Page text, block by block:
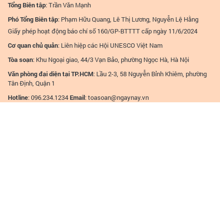
Tổng Biên tập: Trần Văn Mạnh
Phó Tổng Biên tập: Phạm Hữu Quang, Lê Thị Lương, Nguyễn Lệ Hằng
Giấy phép hoạt động báo chí số 160/GP-BTTTT cấp ngày 11/6/2024
Cơ quan chủ quản: Liên hiệp các Hội UNESCO Việt Nam
Tòa soạn: Khu Ngoại giao, 44/3 Vạn Bảo, phường Ngọc Hà, Hà Nội
Văn phòng đại diện tại TP.HCM: Lầu 2-3, 58 Nguyễn Bỉnh Khiêm, phường
Tân Định, Quận 1
Hotline: 096.234.1234Email:toasoan@ngaynay.vn